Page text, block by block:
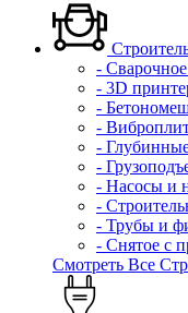
-
- 3D
-
-
-
-
- Насосы и
-
- Трубы и
- Снятое с
Смотреть Все